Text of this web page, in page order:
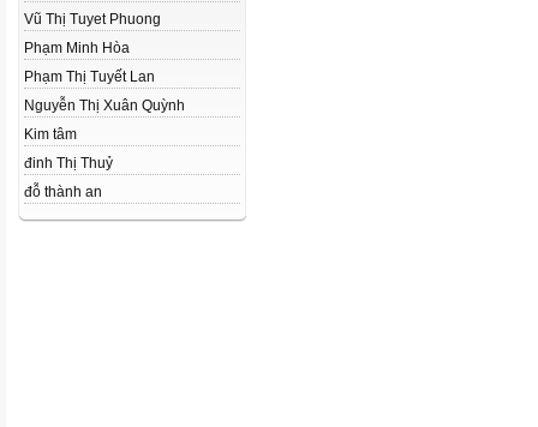
Vũ Thị Tuyet Phuong
Phạm Minh Hòa
Phạm Thị Tuyết Lan
Nguyễn Thị Xuân Quỳnh
Kim tâm
đinh Thị Thuỷ
đỗ thành an